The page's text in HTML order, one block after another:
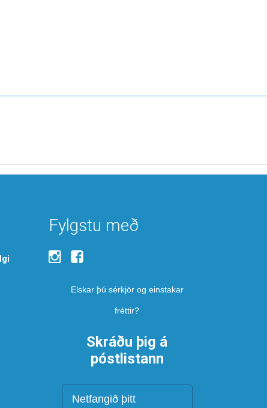
Fylgstu með
Elskar þú sérkjör og einstakar
fréttir?
Skráðu þig á
póstlistann
Netfang